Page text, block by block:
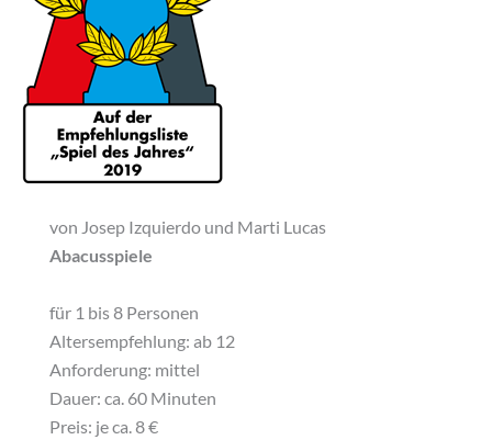
von Josep Izquierdo und Marti Lucas
Abacusspiele
für 1 bis 8 Personen
Altersempfehlung: ab 12
Anforderung: mittel
Dauer: ca. 60 Minuten
Preis: je ca. 8 €